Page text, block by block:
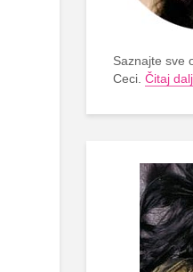
Saznajte sve
Ceci. Čitaj